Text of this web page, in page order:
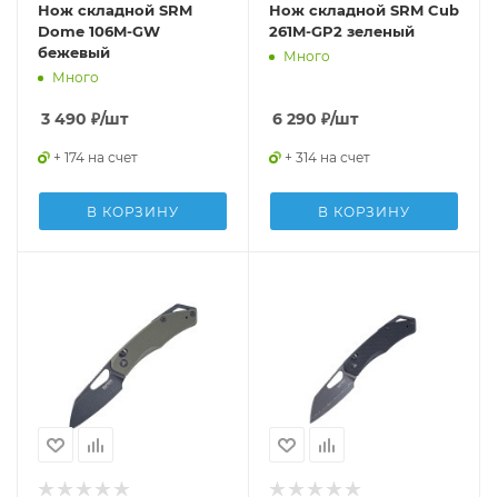
Нож складной SRM
Dome 106M-GW
бежевый
Много
3 490 ₽/шт
+ 174 на счет
В КОРЗИНУ
Нож складной SRM Cub
261M-GP2 зеленый
Много
6 290 ₽/шт
+ 314 на счет
В КОРЗИНУ